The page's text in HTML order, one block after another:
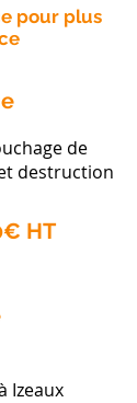
pour plus
de
destruction
HT
Izeaux